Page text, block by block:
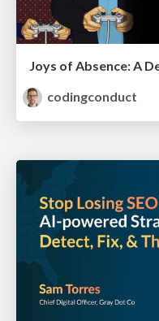
Joys of Absence: A
codingconduct